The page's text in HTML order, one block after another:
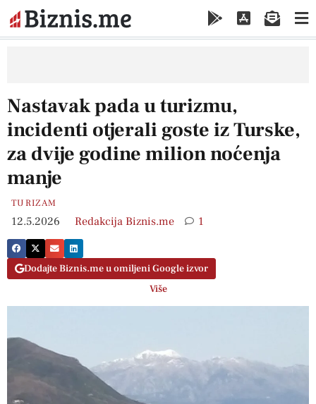
Nastavak pada u turizmu,
incidenti otjerali goste iz Turske,
za dvije godine milion noćenja
manje
TURIZAM
12.5.2026 Redakcija Biznis.me 1
Dodajte Biznis.me u omiljeni Google izvor
Više